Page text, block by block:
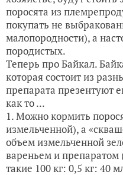
поросята из
покупать не
малопородности), а
породистых.
Теперь про Байкал.
которая состоит из
препарата презентуют
как то ...
1. Можно кормить
измельченной), а
объем измельченной
вареньем и
такие 100 кг: 0,5 кг: 40